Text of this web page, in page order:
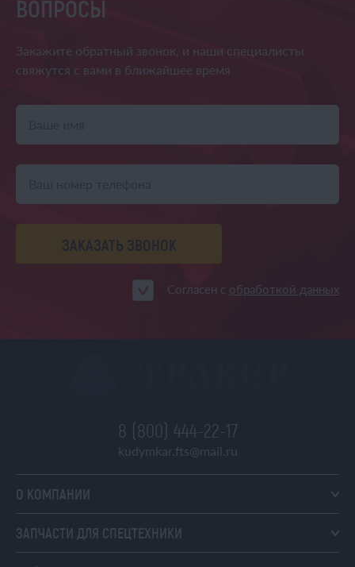
ВОПРОСЫ
Закажите обратный звонок, и наши специалисты
свяжутся с вами в ближайшее время
ЗАКАЗАТЬ ЗВОНОК
Согласен с обработкой данных
8 (800) 444-22-17
kudymkar.fts@mail.ru
О КОМПАНИИ
ЗАПЧАСТИ ДЛЯ СПЕЦТЕХНИКИ